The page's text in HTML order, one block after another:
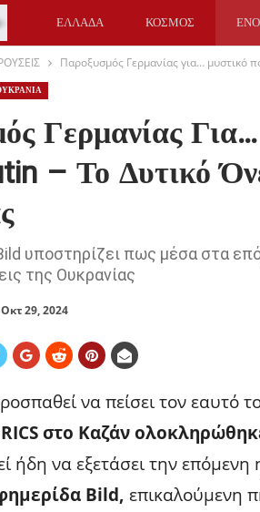
ΕΛΛΑΔΑ ΚΟΣΜΟΣ
ΥΓΕΙΑ ΑΘΛΗΤΙΚΑ
Παροξυσμός Γερμανίας για… μυστικό
Γερμανίας
– Το Δυτικό
υποστηρίζει πως μέσα στα
της Ουκρανίας
Οκτ 29, 2024
να πείσει τον εαυτό
στο Καζάν
ήδη να εξετάσει την επόμενη
Bild, επικαλούμενη